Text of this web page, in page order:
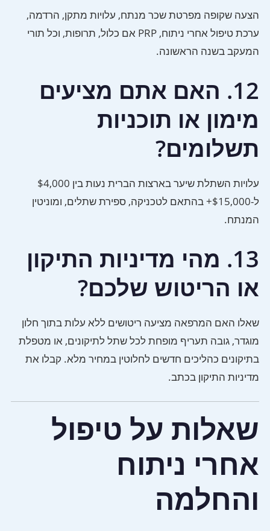
הצעה שקופה מפרטת שכר מנתח, עלויות מתקן, הרדמה,
ערכת טיפול אחרי ניתוח, PRP אם כלול, תרופות, וכל תורי
המעקב בשנה הראשונה.
12. האם אתם מציעים
מימון או תוכניות
תשלומים?
עלויות השתלת שיער בארצות הברית נעות בין $4,000
ל-$15,000+ בהתאם לטכניקה, ספירת שתלים, ומוניטין
המנתח.
13. מהי מדיניות התיקון
או הריטוש שלכם?
שאלו האם המרפאה מציעה ריטושים ללא עלות בתוך חלון
מוגדר, גובה תעריף מופחת לכל שתל לתיקונים, או מטפלת
בתיקונים כהליכים חדשים לחלוטין במחיר מלא. קבלו את
מדיניות התיקון בכתב.
שאלות על טיפול
אחרי ניתוח
והחלמה